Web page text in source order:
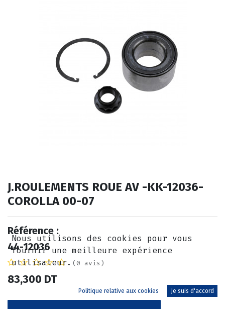
J.ROULEMENTS ROUE AV -KK-12036-
COROLLA 00-07
Référence :
44-12036
(0 avis)
83,300 DT
Nous utilisons des cookies pour vous
fournir une meilleure expérience
utilisateur.
Politique relative aux cookies Je suis d'accord